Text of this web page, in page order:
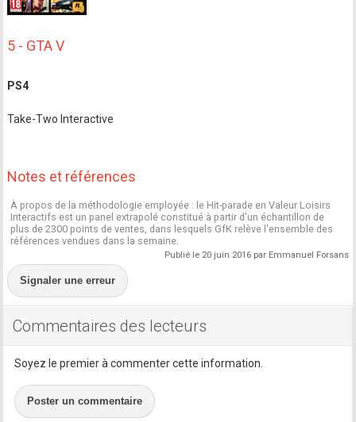
5 - GTA V
PS4
Take-Two Interactive
Notes et références
À propos de la méthodologie employée : le Hit-parade en Valeur Loisirs
Interactifs est un panel extrapolé constitué à partir d'un échantillon de
plus de 2300 points de ventes, dans lesquels GfK relève l'ensemble des
références vendues dans la semaine.
Publié le 20 juin 2016 par Emmanuel Forsans
Signaler une erreur
Commentaires des lecteurs
Soyez le premier à commenter cette information.
Poster un commentaire